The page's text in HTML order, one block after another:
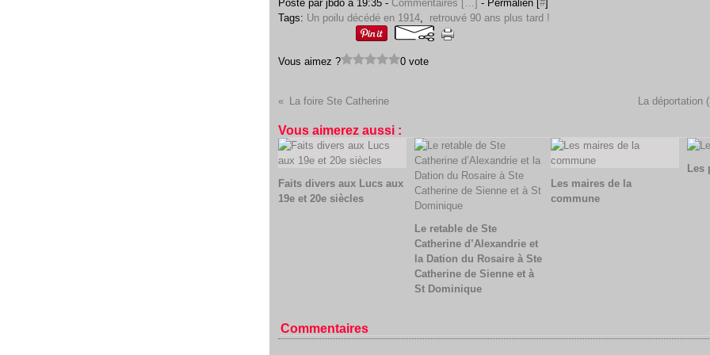
Posté par jbdo à 19:35 - Commentaires […] - Permalien [#]
Tags: Un poilu décédé en 1914, retrouvé 90 ans plus tard !
Vous aimez ? 0 vote
La foire Ste Catherine La déportation
Vous aimerez aussi :
Faits divers aux Lucs aux
19e et 20e siècles
Le retable de Ste
Catherine d’Alexandrie et
la Dation du Rosaire à Ste
Catherine de Sienne et à
St Dominique
Les maires de la
commune
Les
Commentaires